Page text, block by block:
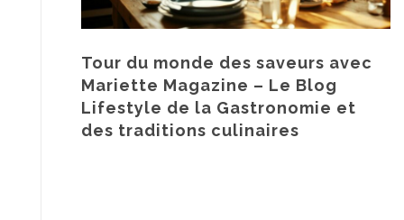
Tour du monde des saveurs avec
Mariette Magazine – Le Blog
Lifestyle de la Gastronomie et
des traditions culinaires